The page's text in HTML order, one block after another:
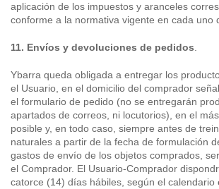
aplicación de los impuestos y aranceles
conforme a la normativa vigente en cada uno
11. Envíos y devoluciones de pedidos.
Ybarra queda obligada a entregar los
el Usuario, en el domicilio del comprador
el formulario de pedido (no se entregarán
apartados de correos, ni locutorios), en el
posible y, en todo caso, siempre antes de
naturales a partir de la fecha de formulación
gastos de envío de los objetos comprados,
el Comprador. El Usuario-Comprador
catorce (14) días hábiles, según el calendario